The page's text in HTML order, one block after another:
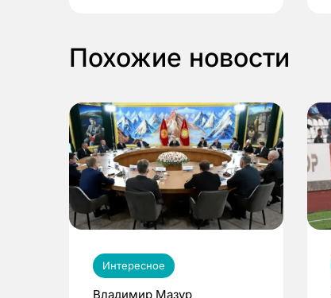
Похожие новости
Интересное
Владимир Мазур